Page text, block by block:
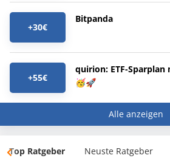
+30€
Bitpanda
+55€
quirion: ETF-Sparplan
🥳🚀
Alle anzeigen
Top Ratgeber Neuste Ratgeber